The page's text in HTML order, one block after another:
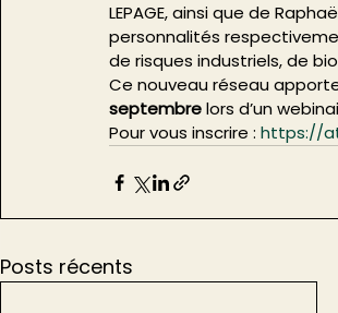
LEPAGE, ainsi que de
personnalités
de risques industriels, de
Ce nouveau réseau
septembre lors d’un
Pour vous inscrire : https://
Posts récents